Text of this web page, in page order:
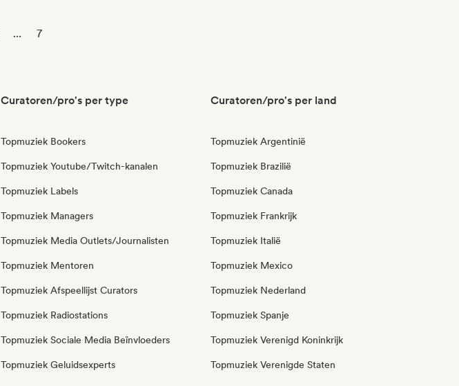
... 7
Curatoren/pro's per type
Topmuziek Bookers
Topmuziek Youtube/Twitch-kanalen
Topmuziek Labels
Topmuziek Managers
Topmuziek Media Outlets/Journalisten
Topmuziek Mentoren
Topmuziek Afspeellijst Curators
Topmuziek Radiostations
Topmuziek Sociale Media Beïnvloeders
Topmuziek Geluidsexperts
Curatoren/pro's per land
Topmuziek Argentinië
Topmuziek Brazilië
Topmuziek Canada
Topmuziek Frankrijk
Topmuziek Italië
Topmuziek Mexico
Topmuziek Nederland
Topmuziek Spanje
Topmuziek Verenigd Koninkrijk
Topmuziek Verenigde Staten